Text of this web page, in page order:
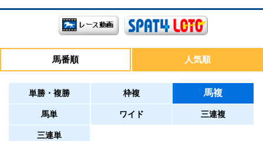
馬番順 人気順
単勝・複勝 枠複 馬複
馬単 ワイド 三連複
三連単